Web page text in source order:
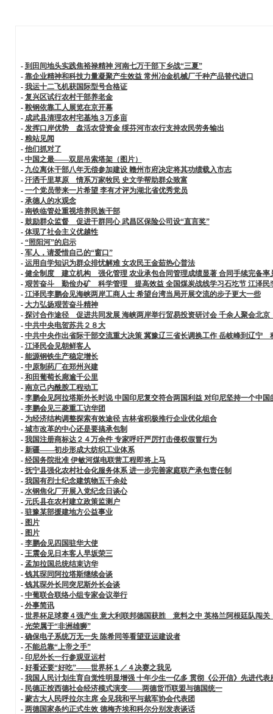
- 到田间地头实践焦裕禄精神 河南七万干部下乡战“三夏”
- 靠企业精神和科技力量凝聚产生效益 常州冶金机械厂千种产品替代进口
- 我运十二飞机获国际型号合格证
- 复兴区试行农村干部养老金
- 鞍钢依靠工人展览在京开幕
- 成武县清理农村宅基地３万多亩
- 发挥口岸优势 盘活农贷资金 绥芬河市农行支持农民劳务输出
- 粮站见闻
- 他们抓对了
- 中国之最——双层吊索塔架（图片）
- 九位离休干部八年无偿参加建设 赣州市府决定将其功绩载入市志
- 汗洒千里草原 情系万家牧民 史文学帮助群众致富
- 一个党员带来一片希望 李有才评为湖北省优秀党员
- 承德人的水观念
- 南铁临管处重视培养民族干部
- 鼓励群众监督 促进干群同心 武昌区保险公司设“直言奖”
- 体现了社会主义优越性
- “照阳河”的启示
- 军人，请爱惜自己的“窗口”
- 运用自学知识为群众排忧解难 女农民王金茹热心普法
- 健全制度 建立机构 强化管理 农业承包合同管理成绩显著 合同手续完备率
- 艰苦奋斗 勤俭办矿 科学管理 提高效益 全国煤炭战线学习石圪节 江泽民
- 江泽民李鹏会见海峡两岸工商人士 希望台湾当局开展交流的步子更大一些
- 大力弘扬艰苦奋斗精神
- 探讨合作途径 促进共同发展 海峡两岸举行贸易投资研讨会 千余人聚会北
- 中共中央电贺苏共２８大
- 中共中央作出省际干部交流重大决策 冀豫辽三省长调换工作 岳岐峰到辽
- 江泽民会见朝鲜客人
- 能源钢铁生产稳定增长
- 中原制药厂在郑州兴建
- 和田葡萄长廊逾千公里
- 南京己内酰胺工程动工
- 李鹏会见阿拉塔斯外长时说 中国印尼复交符合两国利益 对印尼坚持一个中国
- 李鹏会见三菱重工访华团
- 为经济结构调整探索有效途径 吉林省积极推行企业优化组合
- 城市改革的中心还是要搞承包制
- 我国注册商标达２４万余件 专家呼吁严厉打击侵权假冒行为
- 新疆——初步形成大纺织工业体系
- 经国务院批准 伊敏河煤电联营工程即将上马
- 抚宁县强化农村社会化服务体系 进一步完善家庭联产承包责任制
- 我国有烈士纪念建筑物五千余处
- 水钢焦化厂开展入党纪念日谈心
- 元氏县在农村建立政策监测户
- 驻豫某部援建地方公益事业
- 图片
- 图片
- 李鹏会见四国驻华大使
- 王震会见日本客人早坂荣三
- 孟加拉国总统结束访华
- 钱其琛同阿拉塔斯继续会谈
- 钱其琛外长同突尼斯外长会谈
- 中葡联合联络小组专家会议举行
- 外事简讯
- 世界杯足球赛４强产生 意大利联邦德国获胜 意料之中 英格兰阿根廷队闯
- 光荣属于“非洲雄狮”
- 确保电子系统万无一失 陈希同等看望亚运建设者
- 不能总靠“上帝之手”
- 印尼外长一行参观亚运村
- 好看还要“好吃”——世界杯１／４决赛之我见
- 我国人民计划生育自觉性明显增强 十年少生一亿多 贯彻《公开信》先进代表
- 民德正按西德社会经济模式演变——两德货币联盟与德国统一
- 蒙古大人民呼拉尔主席 会见我和平与裁军协会代表团
- 两德国家条约正式生效 德梅齐埃和科尔分别发表谈话